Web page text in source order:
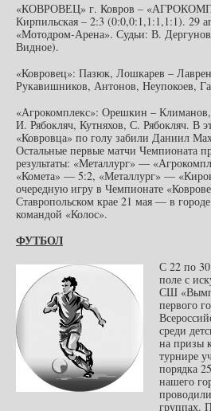
«КОВРОВЕЦ» г. Ковров –
Кирпильская – 2:3 (0:0,0:1,1:1,1:1). 29
«Мотодром-Арена». Судьи: В.
Видное).
«Ковровец»: Пазюк, Лошкарев –
Рукавишников, Антонов, Неупокоев,
«Агрокомплекс»: Орешкин –
И. Рябокляч, Кутняхов, С. Рябокляч. В
«Ковровца» по голу забили Даниил
Остальные первые матчи Чемпионата
результаты: «Металлург» —
«Комета» — 5:2, «Металлург» —
очередную игру в Чемпионате
Ставропольском крае 21 мая — в
командой «Колос».
ФУТБОЛ
С 22 по
поле с
СШ
первого
среди
на призы
турнире
порядка
нашего
группах.